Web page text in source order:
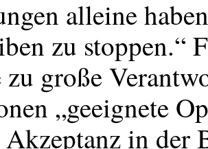
alleine
zu stoppen.“
große
„geeignete
in der